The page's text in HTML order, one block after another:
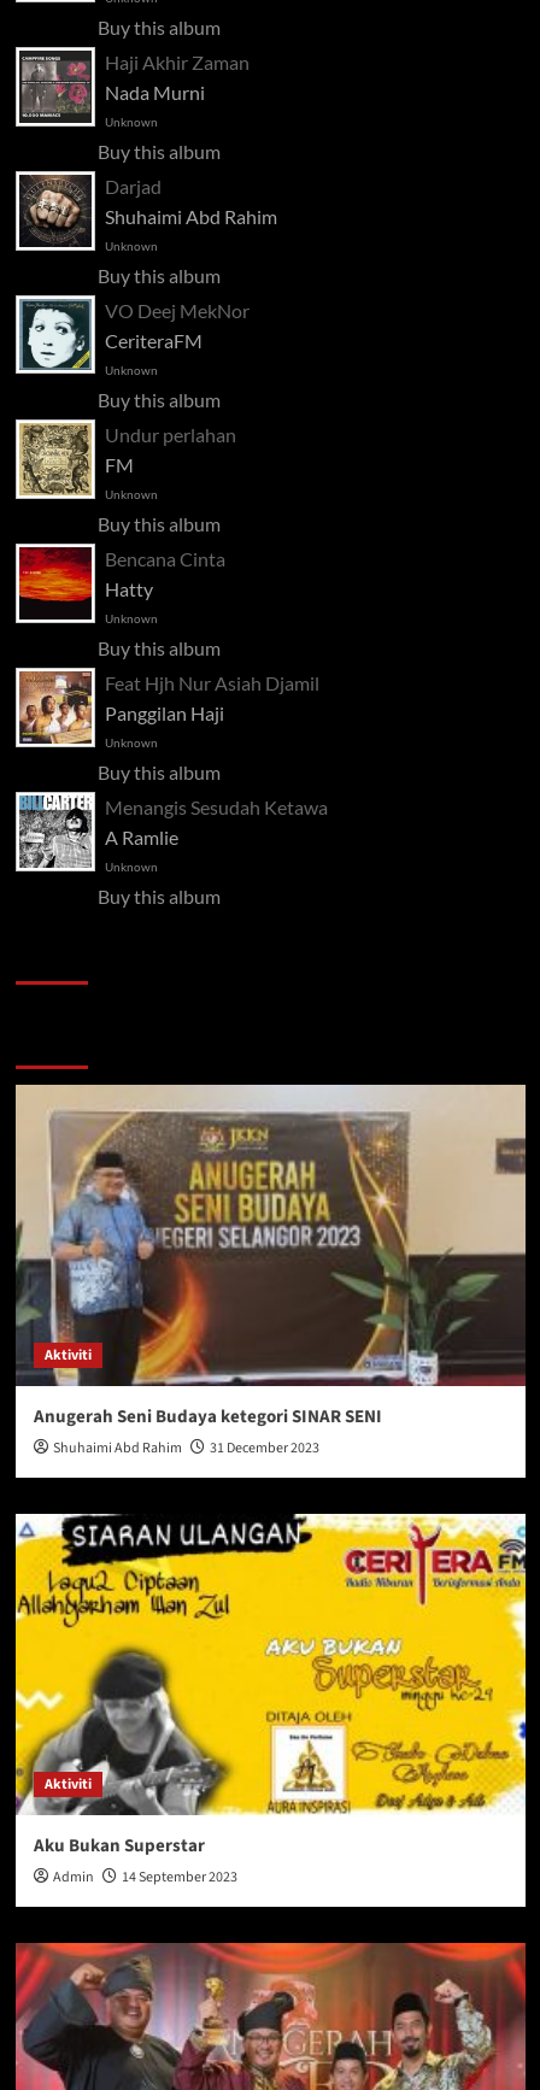
Buy this album
Haji Akhir Zaman
Nada Murni
Unknown
Buy this album
Darjad
Shuhaimi Abd Rahim
Unknown
Buy this album
VO Deej MekNor
CeriteraFM
Unknown
Buy this album
Undur perlahan
FM
Unknown
Buy this album
Bencana Cinta
Hatty
Unknown
Buy this album
Feat Hjh Nur Asiah Djamil
Panggilan Haji
Unknown
Buy this album
Menangis Sesudah Ketawa
A Ramlie
Unknown
Buy this album
Aktiviti
Anugerah Seni Budaya ketegori SINAR SENI
Shuhaimi Abd Rahim 31 December 2023
Aktiviti
Aku Bukan Superstar
Admin 14 September 2023